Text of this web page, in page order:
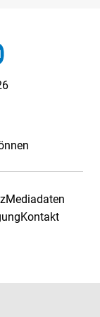
Mediadaten
Kontakt